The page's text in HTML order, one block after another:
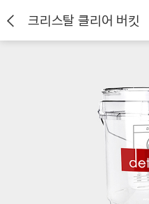
크리스탈 클리어 버킷